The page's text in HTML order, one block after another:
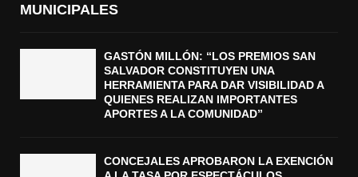
MUNICIPALES
GASTÓN MILLÓN: “LOS PREMIOS SAN
SALVADOR CONSTITUYEN UNA
HERRAMIENTA PARA DAR VISIBILIDAD A
QUIENES REALIZAN IMPORTANTES
APORTES A LA COMUNIDAD”
CONCEJALES APROBARON LA EXENCIÓN